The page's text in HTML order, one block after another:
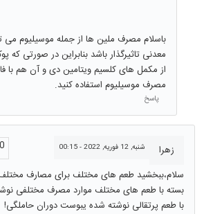
باسلام مصرف ملین ها از جمله موسیلیوم می
معدنی تاثیرگذار باشد بنابراین در صورتی که
مصرف موسیلیوم استفاده کنید.
پاسخ
زهرا شنبه, 12 فوریه, 2022 - 00:15
سلام،ببخشید طعم های مختلف برای مصارف
بسته با طعم های مختلف موارد مصرف مختلفی‌
با طعم پرتقالی نوشته شده یبوست دوران حاملگی!